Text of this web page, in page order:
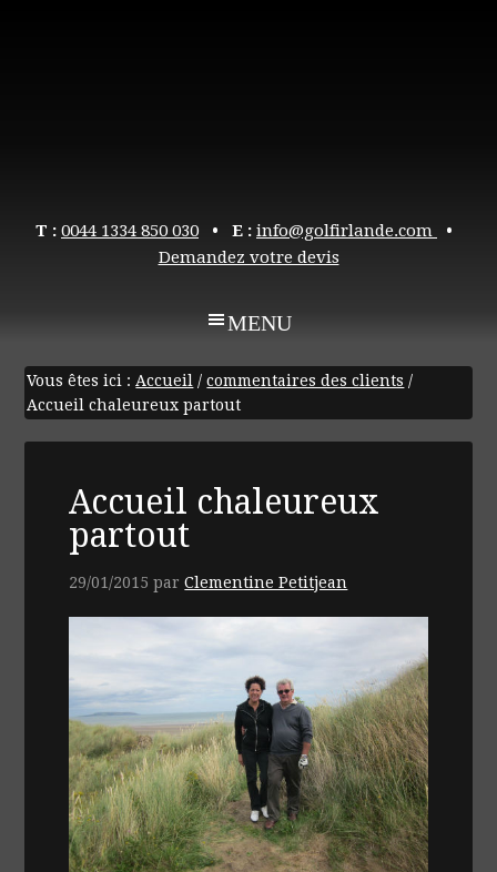
T : 0044 1334 850 030 • E : info@golfirlande.com
•
Demandez votre devis
Vous êtes ici :Accueil / commentaires des clients /
Accueil chaleureux partout
Accueil chaleureux
partout
29/01/2015 parClementine Petitjean